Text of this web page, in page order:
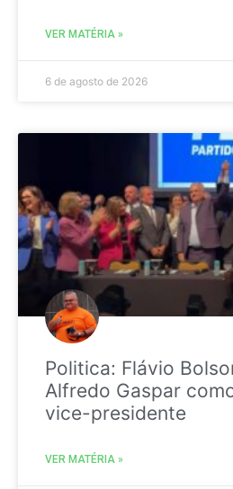
VER MATÉRIA »
6 de agosto de 2026
Politica: Flávio
Alfredo Gaspar
vice-presidente
VER MATÉRIA »